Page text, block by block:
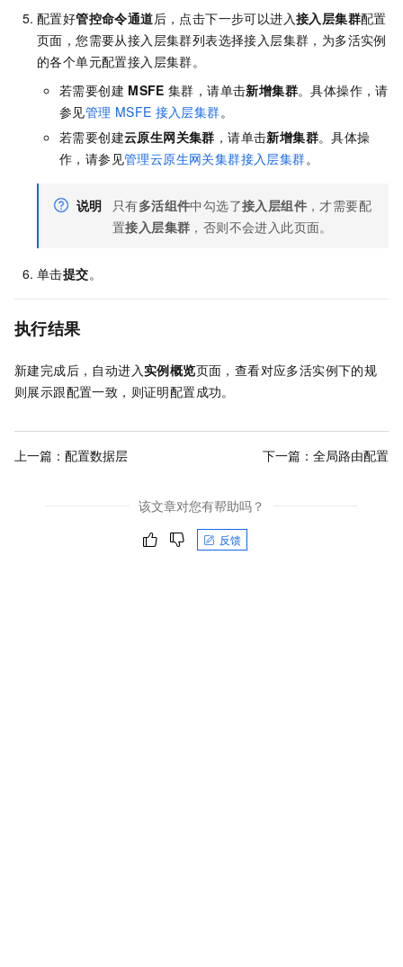
配置好管控命令通道后，点击下一步可以进入接入层集群配置
页面，您需要从接入层集群列表选择接入层集群，为多活实例
的各个单元配置接入层集群。
若需要创建 MSFE 集群，请单击新增集群。具体操作，请
参见管理 MSFE 接入层集群。
若需要创建云原生网关集群 ，请单击新增集群。具体操
作，请参见管理云原生网关集群接入层集群。
说明 只有多活组件中勾选了接入层组件 ，才需要配
置接入层集群 ，否则不会进入此页面。
单击提交。
执行结果
新建完成后，自动进入实例概览页面，查看对应多活实例下的规
则展示跟配置一致，则证明配置成功。
上一篇： 配置数据层 下一篇： 全局路由配置
该文章对您有帮助吗？
反馈